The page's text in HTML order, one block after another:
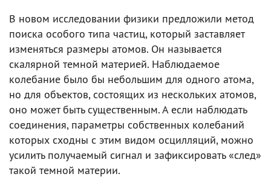
В новом исследовании физики предложили метод
поиска особого типа частиц, который заставляет
изменяться размеры атомов. Он называется
скалярной темной материей. Наблюдаемое
колебание было бы небольшим для одного атома,
но для объектов, состоящих из нескольких атомов,
оно может быть существенным. А если наблюдать
соединения, параметры собственных колебаний
которых сходны с этим видом осцилляций, можно
усилить получаемый сигнал и зафиксировать «след»
такой темной материи.